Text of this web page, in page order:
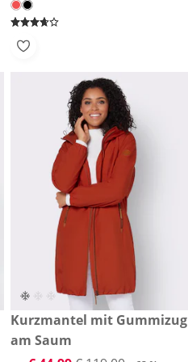
reduzierter Preis € 44,99,
-62 %
Kurzmantel mit Gummizug
am Saum